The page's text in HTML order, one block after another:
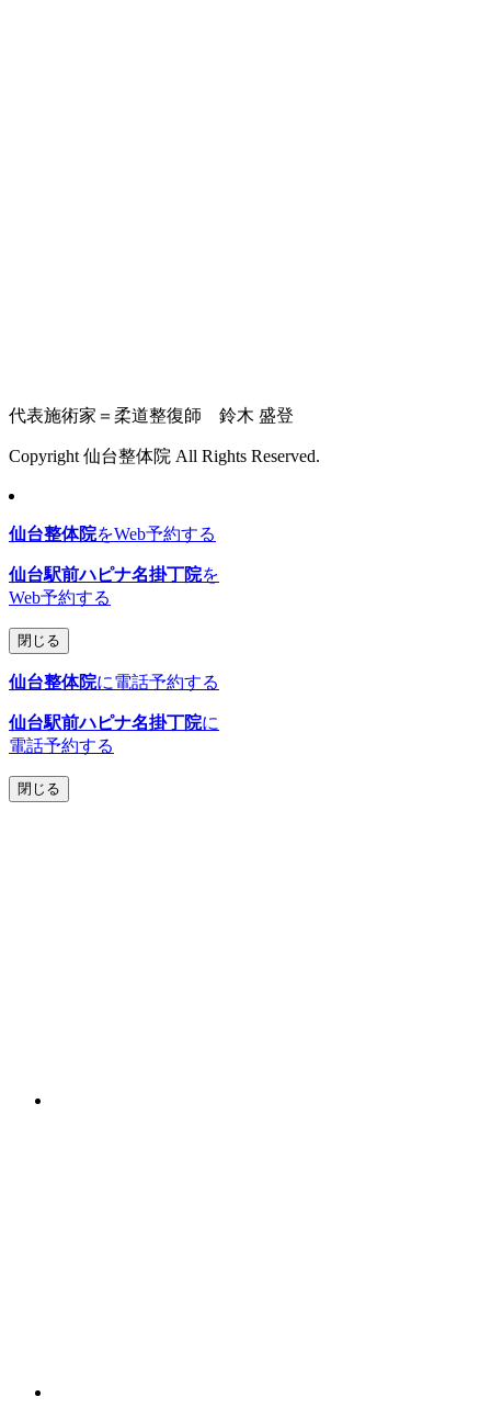
代表施術家＝柔道整復師 鈴木 盛登
Copyright 仙台整体院 All Rights Reserved.
仙台整体院をWeb予約する
仙台駅前ハピナ名掛丁院を
Web予約する
閉じる
仙台整体院に電話予約する
仙台駅前ハピナ名掛丁院に
電話予約する
閉じる